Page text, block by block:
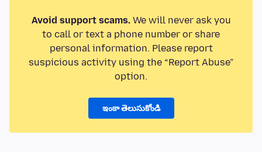
Avoid support scams.We will never ask you
to call or text a phone number or share
personal information. Please report
suspicious activity using the “Report Abuse”
option.
ఇంకా తెలుసుకోండి